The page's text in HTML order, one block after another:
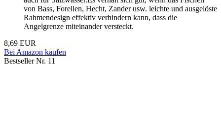
von Bass, Forellen, Hecht, Zander usw. leichte und ausgelöste
Rahmendesign effektiv verhindern kann, dass die
Angelgrenze miteinander versteckt.
8,69 EUR
Bei Amazon kaufen
Bestseller Nr. 11